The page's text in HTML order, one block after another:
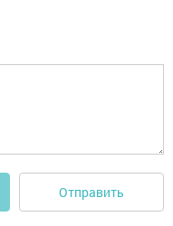
Отправить